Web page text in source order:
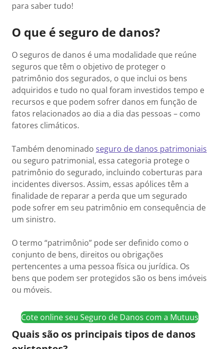
para saber tudo!
O que é seguro de danos?
O seguros de danos é uma modalidade que reúne
seguros que têm o objetivo de proteger o
patrimônio dos segurados, o que inclui os bens
adquiridos e tudo no qual foram investidos tempo e
recursos e que podem sofrer danos em função de
fatos relacionados ao dia a dia das pessoas – como
fatores climáticos.
Também denominado seguro de danos patrimoniais
ou seguro patrimonial, essa categoria protege o
patrimônio do segurado, incluindo coberturas para
incidentes diversos. Assim, essas apólices têm a
finalidade de reparar a perda que um segurado
pode sofrer em seu patrimônio em consequência de
um sinistro.
O termo “patrimônio” pode ser definido como o
conjunto de bens, direitos ou obrigações
pertencentes a uma pessoa física ou jurídica. Os
bens que podem ser protegidos são os bens imóveis
ou móveis.
Cote online seu Seguro de Danos com a Mutuus
Quais são os principais tipos de danos